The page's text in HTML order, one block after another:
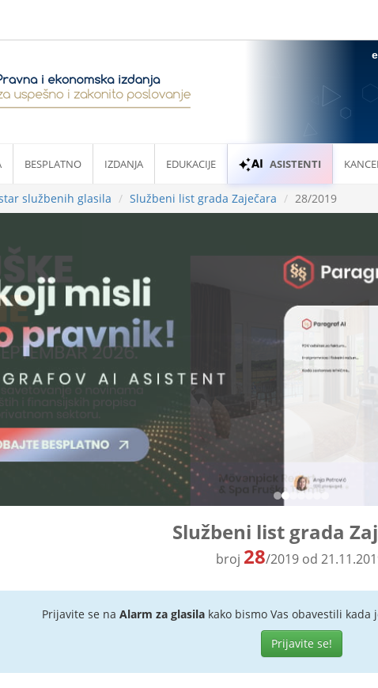
BESPLATNO IZDANJA EDUKACIJE ASISTENTI
službenih glasila Službeni list grada Zaječara 28/2019
Službeni list grada
broj 28/2019 od
Prijavite se na Alarm za glasilakako bismo Vas obavestili kada
Prijavite se!